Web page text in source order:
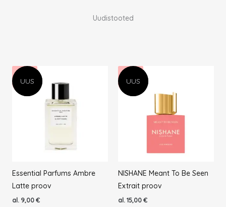
Uudistooted
2026
UUS
2026
UUS
Essential Parfums Ambre
Latte proov
al. 9,00€
2025
UUS
2025
UUS
NISHANE Meant To Be Seen
Extrait proov
al.15,00€